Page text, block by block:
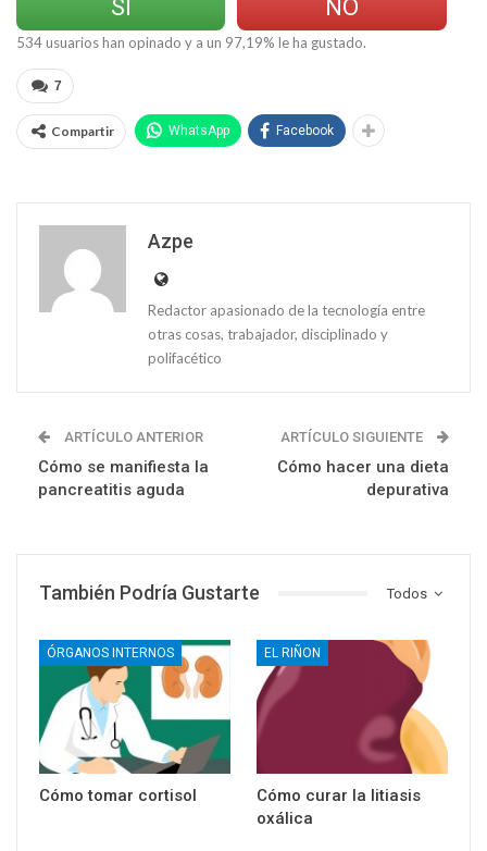
SÍ
NO
534usuarios han opinado y a un 97,19% le ha gustado.
7
Compartir WhatsApp Facebook
Azpe
Redactor apasionado de la tecnología entre
otras cosas, trabajador, disciplinado y
polifacético
ARTÍCULO ANTERIOR
Cómo se manifiesta la
pancreatitis aguda
ARTÍCULO SIGUIENTE
Cómo hacer una dieta
depurativa
Todos
También Podría Gustarte
ÓRGANOS INTERNOS
Cómo tomar cortisol
EL RIÑON
Cómo curar la litiasis
oxálica